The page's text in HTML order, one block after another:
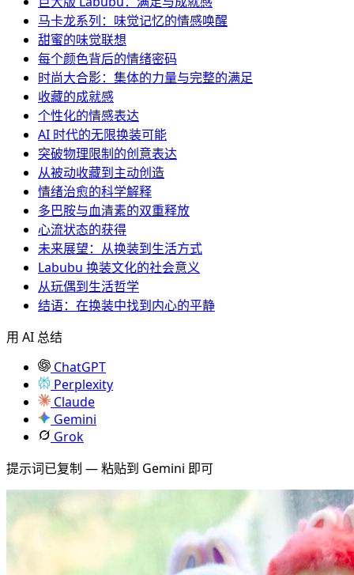
马卡龙系列：味觉记忆的情感唤醒
甜蜜的味觉联想
每个颜色背后的情绪密码
时尚大合影：集体的力量与完整的满足
收藏的成就感
个性化的情感表达
AI 时代的无限换装可能
突破物理限制的创意表达
从被动收藏到主动创造
情绪治愈的科学解释
多巴胺与血清素的双重释放
心流状态的获得
未来展望：从换装到生活方式
Labubu 换装文化的社会意义
从玩偶到生活哲学
结语：在换装中找到内心的平静
用 AI 总结
ChatGPT
Perplexity
Claude
Gemini
Grok
提示词已复制 — 粘贴到 Gemini 即可